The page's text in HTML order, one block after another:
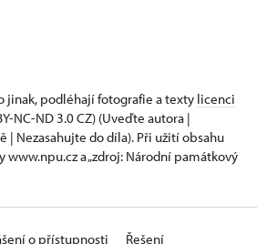
jinak, podléhají fotografie a texty licenci
NC-ND 3.0 CZ) (Uveďte autora |
| Nezasahujte do díla). Při užití obsahu
www.npu.cz a „zdroj: Národní památkový
o přístupnosti Řešení